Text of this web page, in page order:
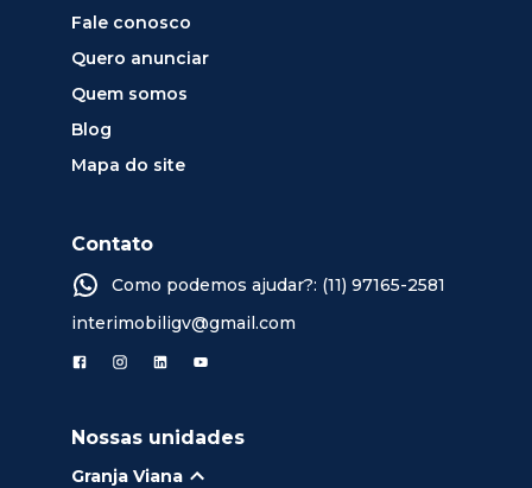
Fale conosco
Quero anunciar
Quem somos
Blog
Mapa do site
Contato
Como podemos ajudar?: (11) 97165-2581
interimobiligv@gmail.com
Nossas unidades
Granja Viana